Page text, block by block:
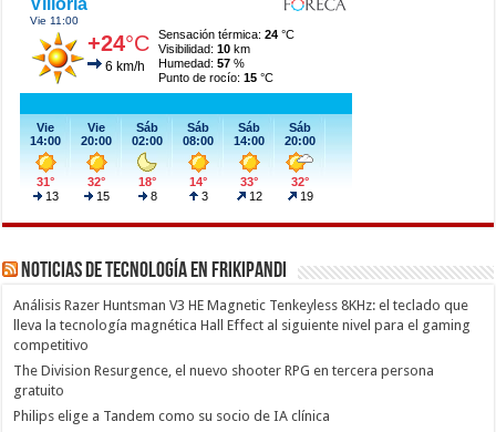
Noticias de Tecnología en Frikipandi
Análisis Razer Huntsman V3 HE Magnetic Tenkeyless 8KHz: el teclado que
lleva la tecnología magnética Hall Effect al siguiente nivel para el gaming
competitivo
The Division Resurgence, el nuevo shooter RPG en tercera persona
gratuito
Philips elige a Tandem como su socio de IA clínica